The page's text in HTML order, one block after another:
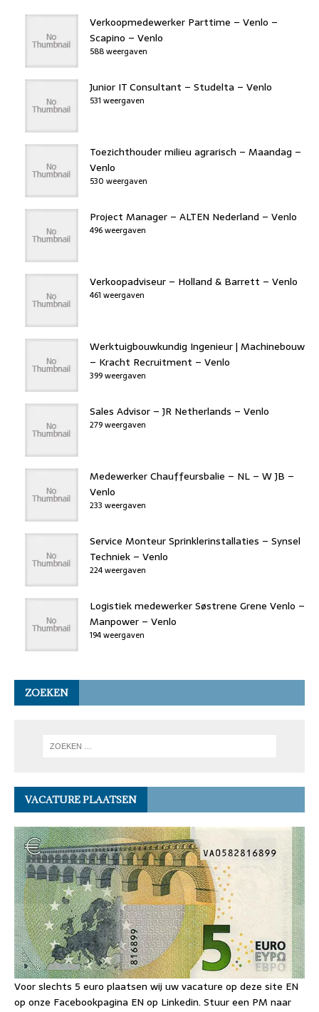
Verkoopmedewerker Parttime – Venlo –
Scapino – Venlo
588 weergaven
Junior IT Consultant – Studelta – Venlo
531 weergaven
Toezichthouder milieu agrarisch – Maandag –
Venlo
530 weergaven
Project Manager – ALTEN Nederland – Venlo
496 weergaven
Verkoopadviseur – Holland & Barrett – Venlo
461 weergaven
Werktuigbouwkundig Ingenieur | Machinebouw
– Kracht Recruitment – Venlo
399 weergaven
Sales Advisor – JR Netherlands – Venlo
279 weergaven
Medewerker Chauffeursbalie – NL – W JB –
Venlo
233 weergaven
Service Monteur Sprinklerinstallaties – Synsel
Techniek – Venlo
224 weergaven
Logistiek medewerker Søstrene Grene Venlo –
Manpower – Venlo
194 weergaven
ZOEKEN
VACATURE PLAATSEN
Voor slechts 5 euro plaatsen wij uw vacature op deze site EN
op onze Facebookpagina EN op Linkedin. Stuur een PM naar